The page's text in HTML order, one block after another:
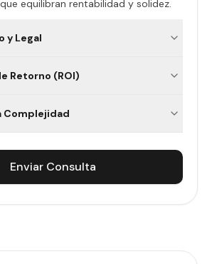
equilibran rentabilidad y solidez.
y Legal
Retorno (ROI)
Complejidad
Enviar Consulta